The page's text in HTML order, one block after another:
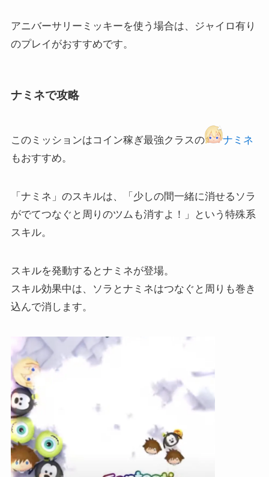
アニバーサリーミッキーを使う場合は、ジャイロ有り
のプレイがおすすめです。
ナミネで攻略
このミッションはコイン稼ぎ最強クラスの
ナミネ
もおすすめ。
「ナミネ」のスキルは、「少しの間一緒に消せるソラ
がでてつなぐと周りのツムも消すよ！」という特殊系
スキル。
スキルを発動するとナミネが登場。
スキル効果中は、ソラとナミネはつなぐと周りも巻き
込んで消します。